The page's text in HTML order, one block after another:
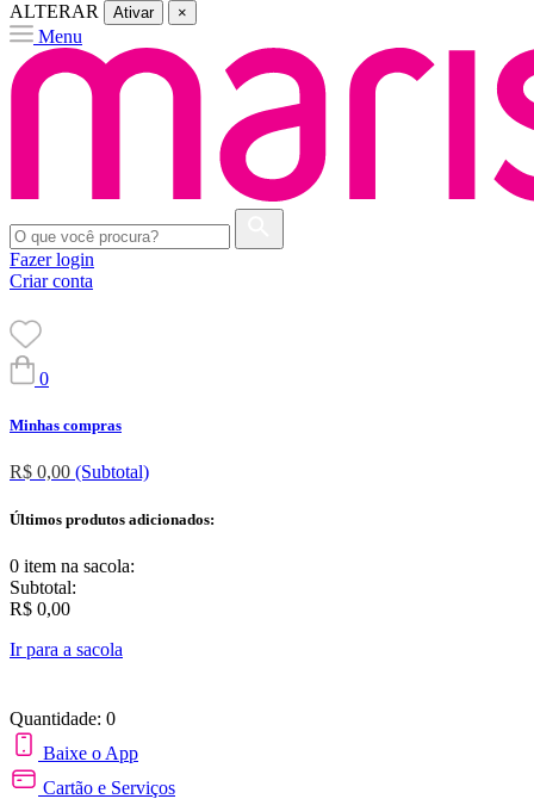
ALTERAR
Ativar ×
Menu
Fazer login
Criar conta
0
Minhas compras
R$ 0,00 (Subtotal)
Últimos produtos adicionados:
0 item na sacola:
Subtotal:
R$ 0,00
Ir para a sacola
Quantidade: 0
Baixe o App
Cartão e Serviços